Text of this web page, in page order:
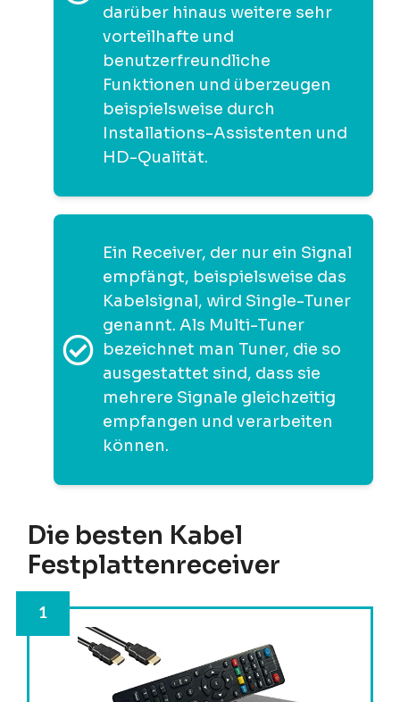
darüber hinaus weitere sehr
vorteilhafte und
benutzerfreundliche
Funktionen und überzeugen
beispielsweise durch
Installations-Assistenten und
HD-Qualität.
Ein Receiver, der nur ein Signal
empfängt, beispielsweise das
Kabelsignal, wird Single-Tuner
genannt. Als Multi-Tuner
bezeichnet man Tuner, die so
ausgestattet sind, dass sie
mehrere Signale gleichzeitig
empfangen und verarbeiten
können.
Die besten Kabel
Festplattenreceiver